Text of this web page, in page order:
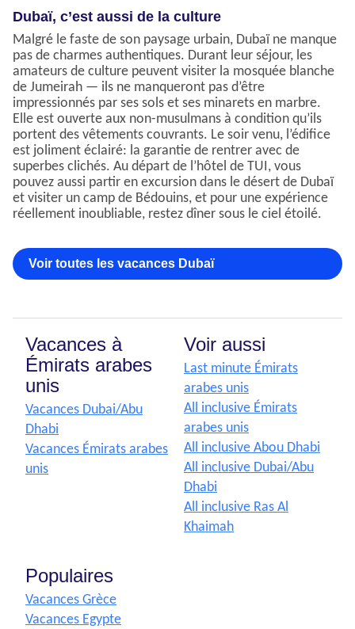
Dubaï, c’est aussi de la culture
Malgré le faste de son paysage urbain, Dubaï ne manque
pas de charmes authentiques. Durant leur séjour, les
amateurs de culture peuvent visiter la mosquée blanche
de Jumeirah — ils ne manqueront pas d’être
impressionnés par ses sols et ses minarets en marbre.
Elle est ouverte aux non-musulmans à condition qu’ils
portent des vêtements couvrants. Le soir venu, l’édifice
est joliment éclairé: la garantie de rentrer avec de
superbes clichés. Au départ de l’hôtel de TUI, vous
pouvez aussi partir en excursion dans le désert de Dubaï
et visiter un camp de Bédouins, et pour une expérience
réellement inoubliable, restez dîner sous le ciel étoilé.
Voir toutes les vacances Dubaï
Vacances à
Émirats arabes
unis
Vacances Dubai/Abu
Dhabi
Vacances Émirats arabes
unis
Voir aussi
Last minute Émirats
arabes unis
All inclusive Émirats
arabes unis
All inclusive Abou Dhabi
All inclusive Dubai/Abu
Dhabi
All inclusive Ras Al
Khaimah
Populaires
Vacances Grèce
Vacances Egypte